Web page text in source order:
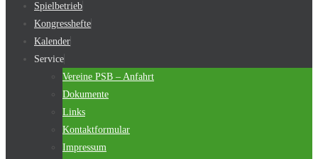
Spielbetrieb
Kongresshefte
Kalender
Service
Vereine PSB – Anfahrt
Dokumente
Links
Kontaktformular
Impressum